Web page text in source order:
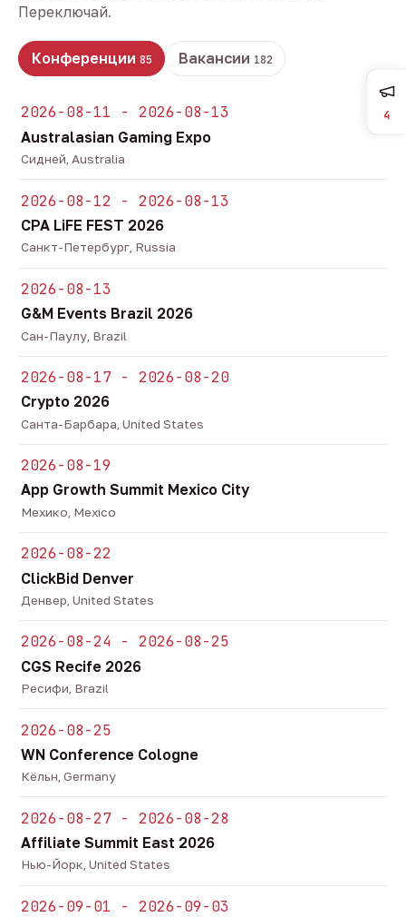
Переключай.
Конференции 85 Вакансии 182
2026-08-11 - 2026-08-13
Australasian Gaming Expo
Сидней, Australia
2026-08-12 - 2026-08-13
CPA LiFE FEST 2026
Санкт-Петербург, Russia
2026-08-13
G&M Events Brazil 2026
Сан-Паулу, Brazil
2026-08-17 - 2026-08-20
Crypto 2026
Санта-Барбара, United States
2026-08-19
App Growth Summit Mexico City
Мехико, Mexico
2026-08-22
ClickBid Denver
Денвер, United States
2026-08-24 - 2026-08-25
CGS Recife 2026
Ресифи, Brazil
2026-08-25
WN Conference Cologne
Кёльн, Germany
2026-08-27 - 2026-08-28
Affiliate Summit East 2026
Нью-Йорк, United States
2026-09-01 - 2026-09-03
4